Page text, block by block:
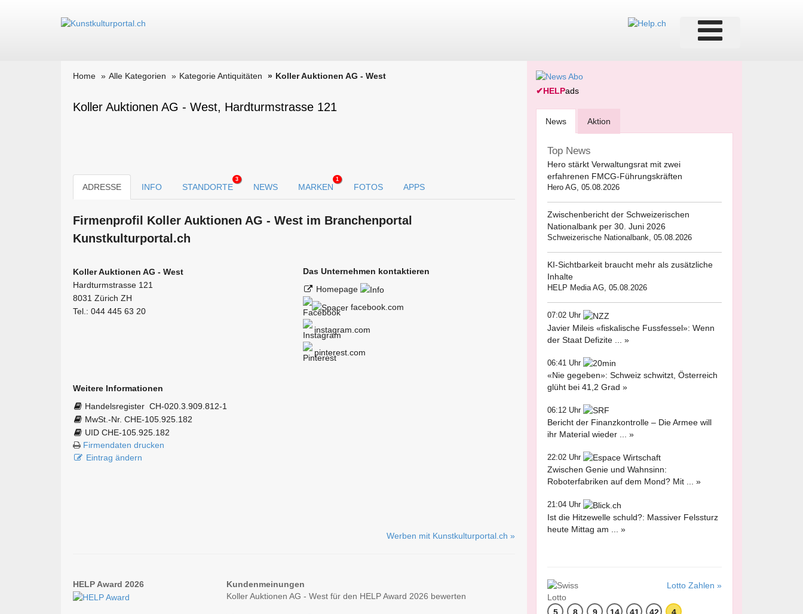
Home Alle Kategorien Kategorie Antiquitäten Koller Auktionen AG - West
Koller Auktionen AG - West, Hardturmstrasse 121
ADRESSE INFO STANDORTE
3
NEWS MARKEN
1
FOTOS APPS
Firmen­profil Koller Auktionen AG - West im Branchen­portal
Kunstkulturportal.ch
Koller Auktionen AG - West
Hardturmstrasse 121
8031 Zürich ZH
Tel.: 044 445 63 20
Das Unternehmen kontaktieren
Homepage
facebook.com
instagram.com
pinterest.com
Weitere Informationen
Handelsregister CH-020.3.909.812-1
MwSt.-Nr. CHE-105.925.182
UID CHE-105.925.182
Firmendaten drucken
Eintrag ändern
Werben mit Kunstkulturportal.ch »
HELP Award 2026
Kundenmeinungen
Koller Auktionen AG - West für den HELP Award 2026 bewerten
✔HELPads
News Aktion
Top News
Hero stärkt Verwaltungsrat mit zwei
erfahrenen FMCG-Führungskräften
Hero AG, 05.08.2026
Zwischenbericht der Schweizerischen
Nationalbank per 30. Juni 2026
Schweizerische Nationalbank, 05.08.2026
KI-Sichtbarkeit braucht mehr als zusätzliche
Inhalte
HELP Media AG, 05.08.2026
07:02 Uhr
Javier Mileis «fiskalische Fussfessel»: Wenn
der Staat Defizite ... »
06:41 Uhr
«Nie gegeben»: Schweiz schwitzt, Österreich
glüht bei 41,2 Grad »
06:12 Uhr
Bericht der Finanzkontrolle – Die Armee will
ihr Material wieder ... »
22:02 Uhr
Zwischen Genie und Wahnsinn:
Roboterfabriken auf dem Mond? Mit ... »
21:04 Uhr
Ist die Hitzewelle schuld?: Massiver Felssturz
heute Mittag am ... »
Lotto Zahlen »
5 8 9 14 41 42 4